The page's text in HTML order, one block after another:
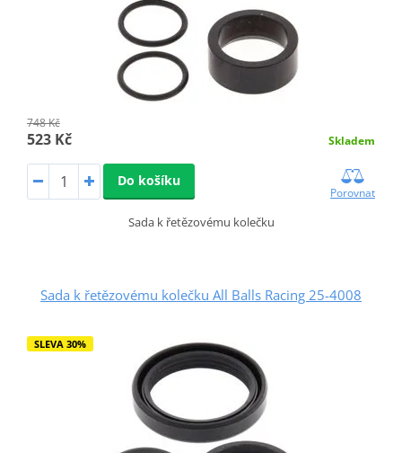
748 Kč
523 Kč Skladem
Do košíku
Porovnat
Sada k řetězovému kolečku
Sada k řetězovému kolečku All Balls Racing 25-4008
SLEVA 30%